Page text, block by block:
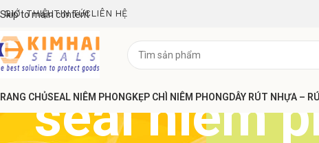
Skip to main content
GIỚI THIỆUTIN TỨC LIÊN HỆ
CHỦSEAL NIÊM PHONGKẸP CHÌ NIÊM PHONGDÂY RÚT NHỰA –
seal niêm